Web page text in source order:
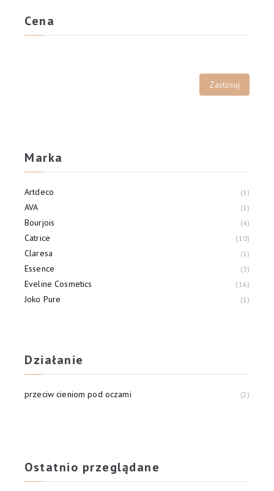
Cena
Marka
Artdeco 1
AVA 1
Bourjois 4
Catrice 10
Claresa 1
Essence 3
Eveline Cosmetics 16
Joko Pure 1
Działanie
przeciw cieniom pod oczami 2
Ostatnio przeglądane